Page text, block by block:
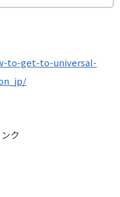
to-get-to-universal-
ク